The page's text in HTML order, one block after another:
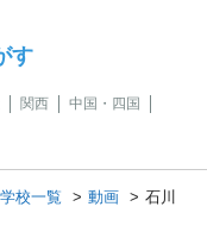
す
関西
中国・四国
学校一覧 動画
石川